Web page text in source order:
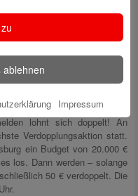
WirWunder hilft ihnen, mehr
Unterstützer zu finden und
lohnt sich doppelt! An
Verdopplungsaktion statt.
ein Budget von 20.000 €
los. Dann werden – solange
50 € verdoppelt. Die
ablehnen
Impressum